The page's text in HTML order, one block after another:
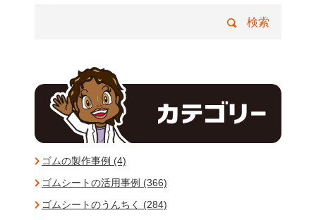
ゴムの製作事例 (4)
ゴムシートの活用事例 (366)
ゴムシートのうんちく (284)